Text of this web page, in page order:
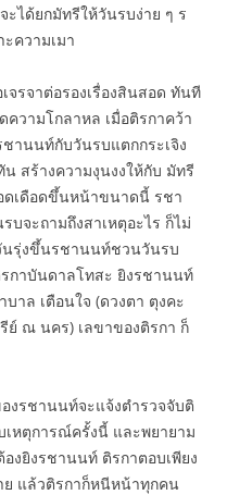
ได้ยกมัทรีให้วันรบง่าย ๆ ร
ความเมา
จรจาต่อรองเรื่องสินสอด ทันที
วามโกลาหล เมื่อติรกาคว้า
านนท์กับวันรบแตกกระเจิง
สร้างความงุนงงให้กับ มัทรี
ดเดือดขึ้นหน้าขนาดนี้ รชา
บจะถามถึงสาเหตุอะไร ก็ไม่
นรุ่งขึ้นรชานนท์ชวนวันรบ
กาบันดาลโทสะ ยิงรชานนท์
าล เตือนใจ (ดวงตา ตุงคะ
ย์ ณ นคร) เลขาของติรกา ก็
รชานนท์จะแจ้งตำรวจจับติ
หตุการณ์ครั้งนี้ และพยายาม
งยิงรชานนท์ ติรกาตอบเพียง
ย แล้วติรกาก็หนีหน้าทุกคน